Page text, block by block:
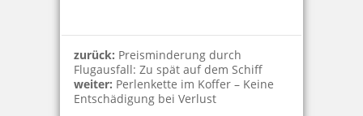
zurück: Preisminderung durch
Flugausfall: Zu spät auf dem Schiff
weiter: Perlenkette im Koffer – Keine
Entschädigung bei Verlust